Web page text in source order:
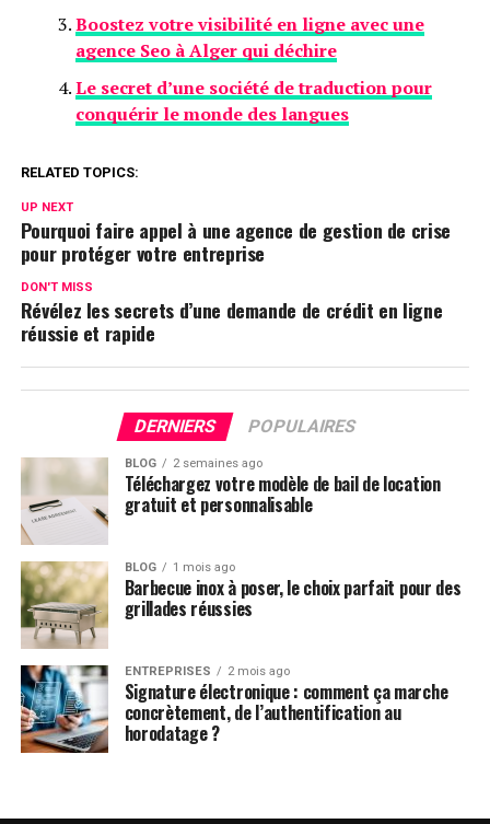
Boostez votre visibilité en ligne avec une
agence Seo à Alger qui déchire
Le secret d’une société de traduction pour
conquérir le monde des langues
RELATED TOPICS:
UP NEXT
Pourquoi faire appel à une agence de gestion de crise
pour protéger votre entreprise
DON'T MISS
Révélez les secrets d’une demande de crédit en ligne
réussie et rapide
DERNIERS POPULAIRES
BLOG 2 semaines ago
Téléchargez votre modèle de bail de location
gratuit et personnalisable
BLOG 1 mois ago
Barbecue inox à poser, le choix parfait pour des
grillades réussies
ENTREPRISES 2 mois ago
Signature électronique : comment ça marche
concrètement, de l’authentification au
horodatage ?